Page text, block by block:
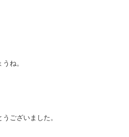
ね。
ございました。